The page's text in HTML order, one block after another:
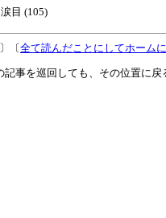
目 (105)
〕〔全て読んだことにしてホーム
事を巡回しても、その位置に戻